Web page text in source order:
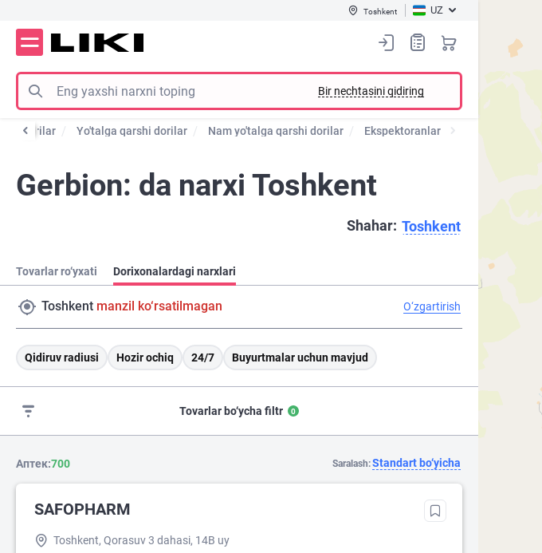
Toshkent UZ
Bir nechtasini qidiring
dorilar Yo'talga qarshi dorilar Nam yo'talga qarshi dorilar Ekspektoranlar
Gerbion: da narxi Toshkent
Shahar: Toshkent
Tovarlar ro‘yxati Dorixonalardagi narxlari
Toshkent manzil ko‘rsatilmagan O‘zgartirish
Qidiruv radiusi Hozir ochiq 24/7 Buyurtmalar uchun mavjud
Tovarlar bo‘ycha filtr 0
Аптек:700 Saralash:Standart bo‘yicha
SAFOPHARM
Toshkent, Qorasuv 3 dahasi, 14B uy